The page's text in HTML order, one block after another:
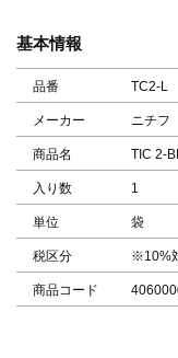
基本情報
品番 TC2-L
メーカー ニチフ
商品名 TIC 2-
入り数 1
単位 袋
税区分 ※10%
商品コード